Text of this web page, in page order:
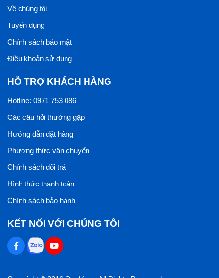
Về chúng tôi
Tuyển dụng
Chính sách bảo mật
Điều khoản sử dụng
HỖ TRỢ KHÁCH HÀNG
Hotline: 0971 753 086
Các câu hỏi thường gặp
Hướng dẫn đặt hàng
Phương thức vận chuyển
Chính sách đổi trả
Hình thức thanh toán
Chính sách bảo hành
KẾT NỐI VỚI CHÚNG TÔI